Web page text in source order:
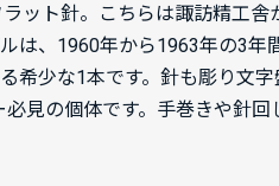
ット針。こちらは諏訪精工
は、1960年から1963年の3
希少な1本です。針も彫り文
見の個体です。手巻きや針